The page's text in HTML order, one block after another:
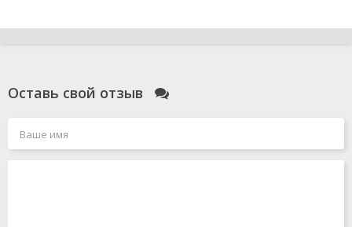
Оставь свой отзыв